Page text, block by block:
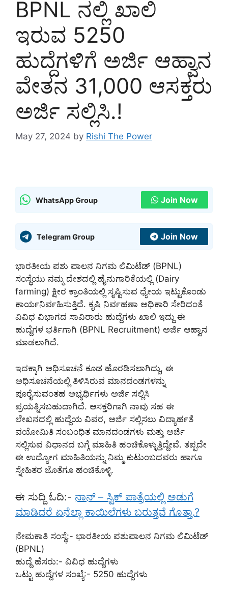
BPNL ನಲ್ಲಿ ಖಾಲಿ
ಇರುವ 5250
ಹುದ್ದೆಗಳಿಗೆ ಅರ್ಜಿ ಆಹ್ವಾನ
ವೇತನ 31,000 ಆಸಕ್ತರು
ಅರ್ಜಿ ಸಲ್ಲಿಸಿ.!
May 27, 2024 by Rishi The Power
WhatsApp Group Join Now
Telegram Group Join Now
ಭಾರತೀಯ ಪಶು ಪಾಲನ ನಿಗಮ ಲಿಮಿಟೆಡ್ (BPNL)
ಸಂಸ್ಥೆಯು ನಮ್ಮ ದೇಶದಲ್ಲಿ ಹೈನುಗಾರಿಕೆಯಲ್ಲಿ (Dairy
farming) ಕ್ಷೀರ ಕ್ರಾಂತಿಯಲ್ಲಿ ಸೃಷ್ಟಿಸುವ ಧ್ಯೇಯ ಇಟ್ಟುಕೊಂಡು
ಕಾರ್ಯನಿರ್ವಹಿಸುತ್ತಿದೆ. ಕೃಷಿ ನಿರ್ವಹಣಾ ಅಧಿಕಾರಿ ಸೇರಿದಂತೆ
ವಿವಿಧ ವಿಭಾಗದ ಸಾವಿರಾರು ಹುದ್ದೆಗಳು ಖಾಲಿ ಇದ್ದು ಈ
ಹುದ್ದೆಗಳ ಭರ್ತಿಗಾಗಿ (BPNL Recruitment) ಅರ್ಜಿ ಆಹ್ವಾನ
ಮಾಡಲಾಗಿದೆ.
ಇದಕ್ಕಾಗಿ ಅಧಿಸೂಚನೆ ಕೂಡ ಹೊರಡಿಸಲಾಗಿದ್ದು, ಈ
ಅಧಿಸೂಚನೆಯಲ್ಲಿ ತಿಳಿಸಿರುವ ಮಾನದಂಡಗಳನ್ನು
ಪೂರೈಸುವಂತಹ ಅಭ್ಯರ್ಥಿಗಳು ಅರ್ಜಿ ಸಲ್ಲಿಸಿ
ಪ್ರಯತ್ನಿಸಬಹುದಾಗಿದೆ. ಆಸಕ್ತರಿಗಾಗಿ ನಾವು ಸಹ ಈ
ಲೇಖನದಲ್ಲಿ ಹುದ್ದೆಯ ವಿವರ, ಅರ್ಜಿ ಸಲ್ಲಿಸಲು ವಿದ್ಯಾರ್ಹತೆ
ವಯೋಮಿತಿ ಸಂಬಂಧಿತ ಮಾನದಂಡಗಳು ಮತ್ತು ಅರ್ಜಿ
ಸಲ್ಲಿಸುವ ವಿಧಾನದ ಬಗ್ಗೆ ಮಾಹಿತಿ ಹಂಚಿಕೊಳ್ಳುತ್ತಿದ್ದೇವೆ. ತಪ್ಪದೇ
ಈ ಉದ್ಯೋಗ ಮಾಹಿತಿಯನ್ನು ನಿಮ್ಮ ಕುಟುಂಬದವರು ಹಾಗೂ
ಸ್ನೇಹಿತರ ಜೊತೆಗೂ ಹಂಚಿಕೊಳ್ಳಿ.
ಈ ಸುದ್ದಿ ಓದಿ:- ನಾನ್ – ಸ್ಟಿಕ್ ಪಾತ್ರೆಯಲ್ಲಿ ಅಡುಗೆ
ಮಾಡಿದರೆ ಏನೆಲ್ಲಾ ಕಾಯಿಲೆಗಳು ಬರುತ್ತವೆ ಗೊತ್ತಾ.?
ನೇಮಕಾತಿ ಸಂಸ್ಥೆ:- ಭಾರತೀಯ ಪಶುಪಾಲನ ನಿಗಮ ಲಿಮಿಟೆಡ್
(BPNL)
ಹುದ್ದೆ ಹೆಸರು:- ವಿವಿಧ ಹುದ್ದೆಗಳು
ಒಟ್ಟು ಹುದ್ದೆಗಳ ಸಂಖ್ಯೆ:- 5250 ಹುದ್ದೆಗಳು